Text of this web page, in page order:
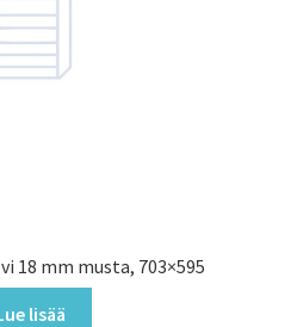
18 mm musta, 703×595
lisää